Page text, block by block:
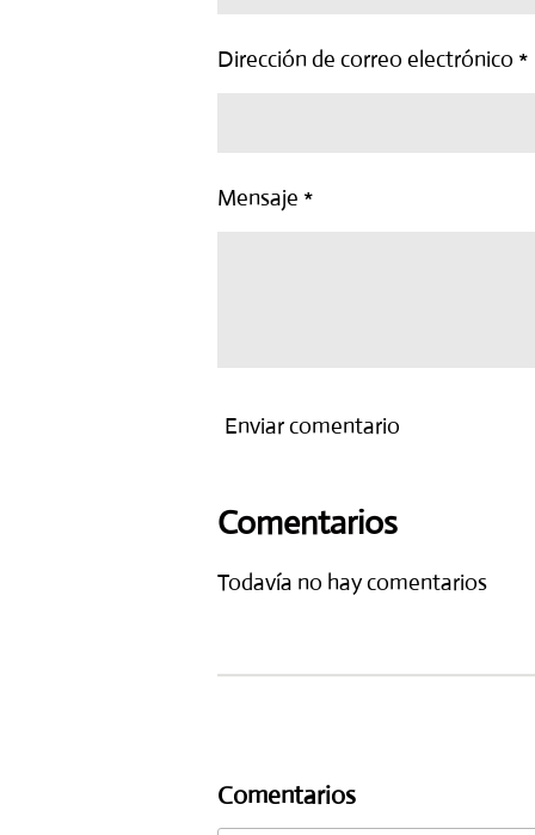
Dirección de correo electrónico *
Mensaje *
Enviar comentario
Comentarios
Todavía no hay comentarios
Comentarios